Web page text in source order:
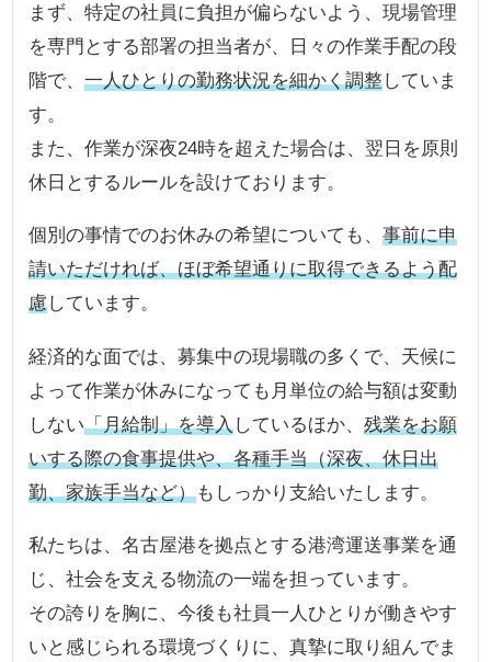
まず、特定の社員に負担が偏らないよう、現場管理
を専門とする部署の担当者が、日々の作業手配の段
階で、一人ひとりの勤務状況を細かく調整していま
す。
また、作業が深夜24時を超えた場合は、翌日を原則
休日とするルールを設けております。
個別の事情でのお休みの希望についても、事前に申
請いただければ、ほぼ希望通りに取得できるよう配
慮しています。
経済的な面では、募集中の現場職の多くで、天候に
よって作業が休みになっても月単位の給与額は変動
しない「月給制」を導入しているほか、残業をお願
いする際の食事提供や、各種手当（深夜、休日出
勤、家族手当など）もしっかり支給いたします。
私たちは、名古屋港を拠点とする港湾運送事業を通
じ、社会を支える物流の一端を担っています。
その誇りを胸に、今後も社員一人ひとりが働きやす
いと感じられる環境づくりに、真摯に取り組んでま